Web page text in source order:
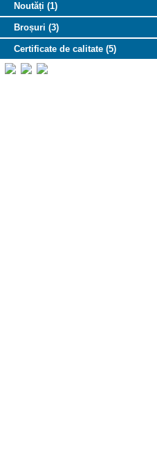
Noutăți (1)
Broșuri (3)
Certificate de calitate (5)